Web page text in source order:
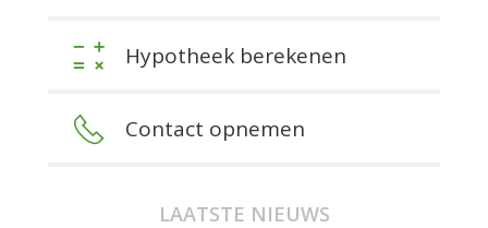
Hypotheek berekenen
Contact opnemen
LAATSTE NIEUWS